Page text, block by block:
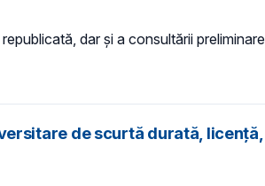
dar și a consultării preliminare
de scurtă durată, licență,